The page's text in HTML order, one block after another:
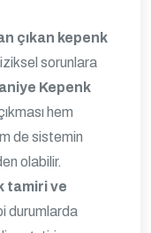
çıkan kepenk
sorunlara
Kepenk
hem
de sistemin
olabilir.
tamiri ve
durumlarda